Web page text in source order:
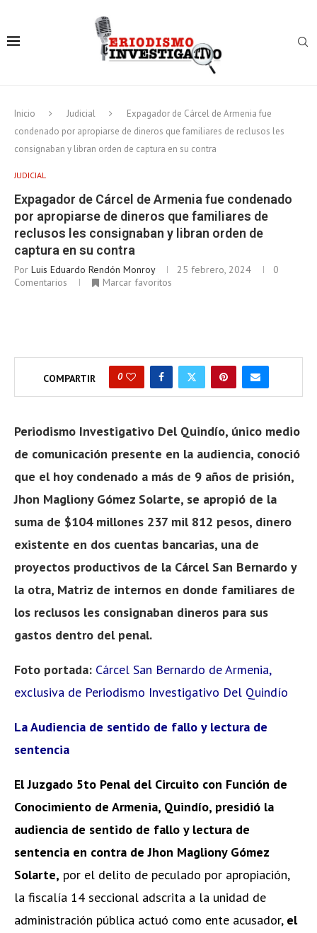
Inicio Judicial
Expagador de Cárcel de Armenia fue
condenado por apropiarse de dineros que familiares de reclusos les
consignaban y libran orden de captura en su contra
JUDICIAL
Expagador de Cárcel de Armenia fue condenado
por apropiarse de dineros que familiares de
reclusos les consignaban y libran orden de
captura en su contra
Por Luis Eduardo Rendón Monroy 25 febrero, 2024
0
Comentarios
Marcar favoritos
COMPARTIR 0
Periodismo Investigativo Del Quindío, único medio
de comunicación presente en la audiencia, conoció
que el hoy condenado a más de 9 años de prisión,
Jhon Magliony Gómez Solarte, se apropió de la
suma de $104 millones 237 mil 812 pesos, dinero
existente en dos cuentas bancarias, una de
proyectos productivos de la Cárcel San Bernardo y
la otra, Matriz de internos en donde familiares de
los reclusos les consignaban dineros para sus
gastos dentro del penal.
Foto portada: Cárcel San Bernardo de Armenia,
exclusiva de Periodismo Investigativo Del Quindío
La Audiencia de sentido de fallo y lectura de
sentencia
El Juzgado 5to Penal del Circuito con Función de
Conocimiento de Armenia, Quindío, presidió la
audiencia de sentido de fallo y lectura de
sentencia en contra de Jhon Magliony Gómez
Solarte, por el delito de peculado por apropiación,
la fiscalía 14 seccional adscrita a la unidad de
administración pública actuó como ente acusador, el